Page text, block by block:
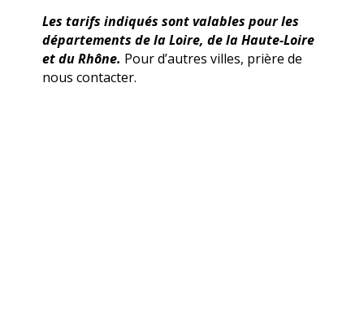
Les tarifs indiqués sont valables pour les
départements de la Loire, de la Haute-Loire
et du Rhône. Pour d’autres villes, prière de
nous contacter.